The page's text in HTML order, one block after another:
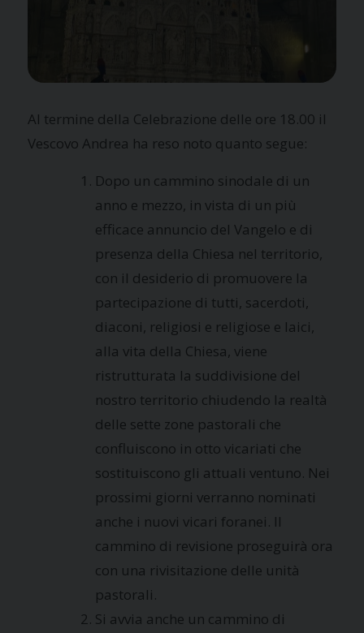
Al termine della Celebrazione delle ore 18.00 il
Vescovo Andrea ha reso noto quanto segue:
Dopo un cammino sinodale di un
anno e mezzo, in vista di un più
efficace annuncio del Vangelo e di
presenza della Chiesa nel territorio,
con il desiderio di promuovere la
partecipazione di tutti, sacerdoti,
diaconi, religiosi e religiose e laici,
alla vita della Chiesa, viene
ristrutturata la suddivisione del
nostro territorio chiudendo la realtà
delle sette zone pastorali che
confluiscono in otto vicariati che
sostituiscono gli attuali ventuno. Nei
prossimi giorni verranno nominati
anche i nuovi vicari foranei. Il
cammino di revisione proseguirà ora
con una rivisitazione delle unità
pastorali.
Si avvia anche un cammino di